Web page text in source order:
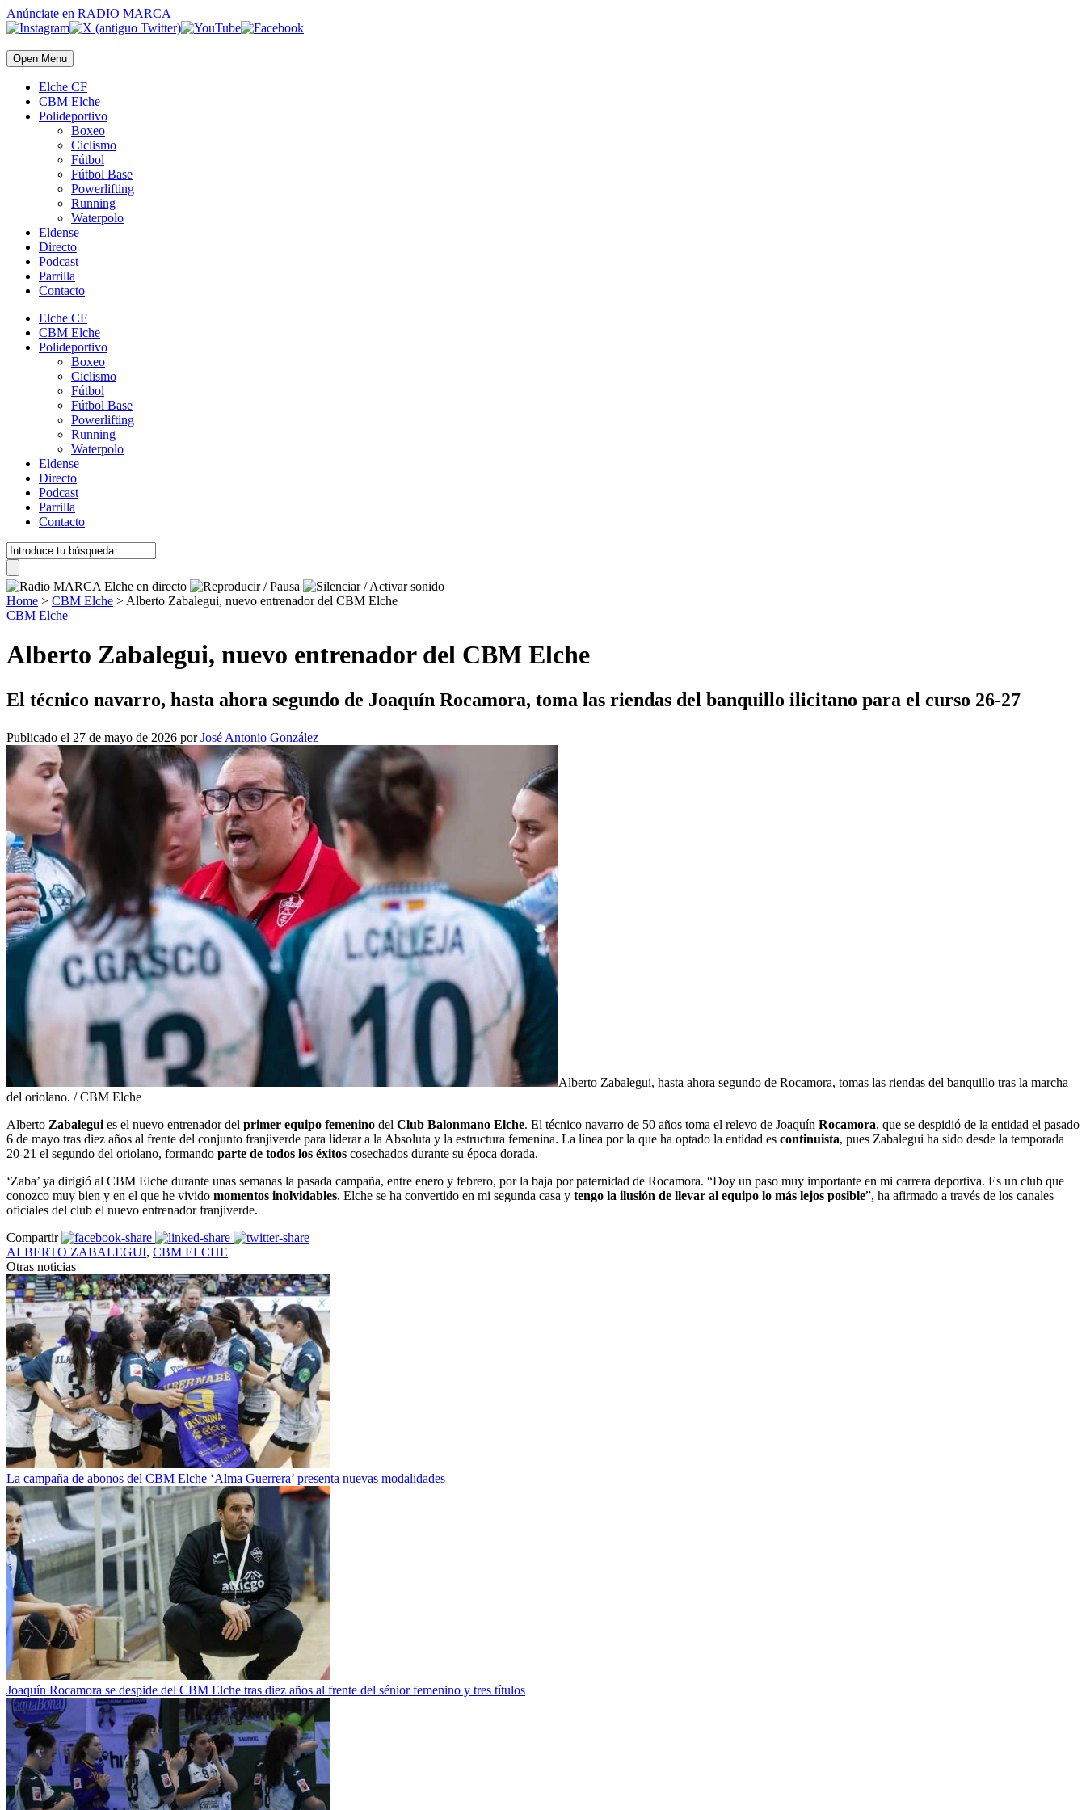
Anúnciate en RADIO MARCA
Open Menu
Elche CF
CBM Elche
Polideportivo
Boxeo
Ciclismo
Fútbol
Fútbol Base
Powerlifting
Running
Waterpolo
Eldense
Directo
Podcast
Parrilla
Contacto
Elche CF
CBM Elche
Polideportivo
Boxeo
Ciclismo
Fútbol
Fútbol Base
Powerlifting
Running
Waterpolo
Eldense
Directo
Podcast
Parrilla
Contacto
Home > CBM Elche > Alberto Zabalegui, nuevo entrenador del CBM Elche
CBM Elche
Alberto Zabalegui, nuevo entrenador del CBM Elche
El técnico navarro, hasta ahora segundo de Joaquín Rocamora, toma las riendas del banquillo ilicitano para el curso 26-27
Publicado el 27 de mayo de 2026 porJosé Antonio González
Alberto Zabalegui, hasta ahora segundo de Rocamora, tomas las riendas del banquillo tras la marcha
del oriolano. / CBM Elche
Alberto Zabaleguies el nuevo entrenador del primer equipo femenino del Club Balonmano Elche. El técnico navarro de 50 años toma el relevo de Joaquín Rocamora, que se despidió de la entidad el pasado
6 de mayo tras diez años al frente del conjunto franjiverde para liderar a la Absoluta y la estructura femenina. La línea por la que ha optado la entidad es continuista, pues Zabalegui ha sido desde la temporada
20-21 el segundo del oriolano, formando parte de todos los éxitos cosechados durante su época dorada.
‘Zaba’ ya dirigió al CBM Elche durante unas semanas la pasada campaña, entre enero y febrero, por la baja por paternidad de Rocamora. “Doy un paso muy importante en mi carrera deportiva. Es un club que
conozco muy bien y en el que he vivido momentos inolvidables. Elche se ha convertido en mi segunda casa y tengo la ilusión de llevar al equipo lo más lejos posible”, ha afirmado a través de los canales
oficiales del club el nuevo entrenador franjiverde.
Compartir
ALBERTO ZABALEGUI, CBM ELCHE
Otras noticias
La campaña de abonos del CBM Elche ‘Alma Guerrera’ presenta nuevas modalidades
Joaquín Rocamora se despide del CBM Elche tras diez años al frente del sénior femenino y tres títulos